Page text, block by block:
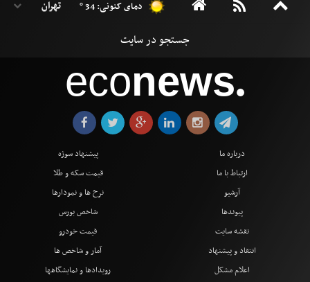
دمای کنونی: 34 °
econews●
درباره ما
ارتباط با ما
آرشیو
پیوندها
نقشه سایت
انتقاد و پیشنهاد
اعلام مشکل
پیشنهاد سوژه
قیمت سکه و طلا
نرخ ها و نمودارها
شاخص بورس
قیمت خودرو
آمار و شاخص ها
رویدادها و نمایشگاهها